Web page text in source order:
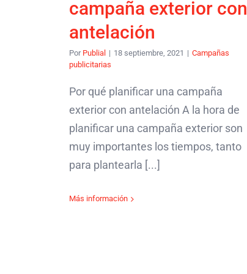
campaña exterior con
antelación
Por Publial | 18 septiembre, 2021 | Campañas
publicitarias
Por qué planificar una campaña
exterior con antelación A la hora de
planificar una campaña exterior son
muy importantes los tiempos, tanto
para plantearla [...]
Más información